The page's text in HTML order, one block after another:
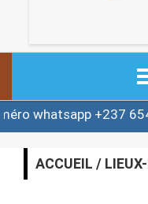
ACCUEIL
ACTUALITE
+237 654
ACCUEIL /